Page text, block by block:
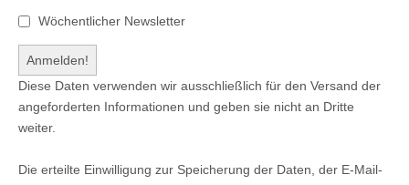
Wöchentlicher Newsletter
Diese Daten verwenden wir ausschließlich für den Versand der
angeforderten Informationen und geben sie nicht an Dritte
weiter.
Die erteilte Einwilligung zur Speicherung der Daten, der E-Mail-